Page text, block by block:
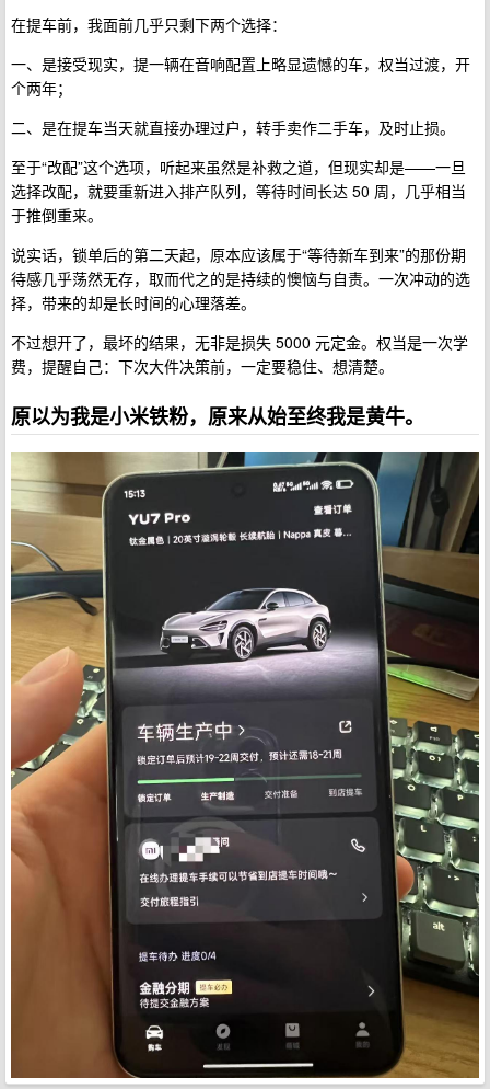
在提车前，我面前几乎只剩下两个选择：
一、是接受现实，提一辆在音响配置上略显遗憾的车，权当过渡，开
个两年；
二、是在提车当天就直接办理过户，转手卖作二手车，及时止损。
至于“改配”这个选项，听起来虽然是补救之道，但现实却是——一旦
选择改配，就要重新进入排产队列，等待时间长达 50 周，几乎相当
于推倒重来。
说实话，锁单后的第二天起，原本应该属于“等待新车到来”的那份期
待感几乎荡然无存，取而代之的是持续的懊恼与自责。一次冲动的选
择，带来的却是长时间的心理落差。
不过想开了，最坏的结果，无非是损失 5000 元定金。权当是一次学
费，提醒自己：下次大件决策前，一定要稳住、想清楚。
原以为我是小米铁粉，原来从始至终我是黄牛。